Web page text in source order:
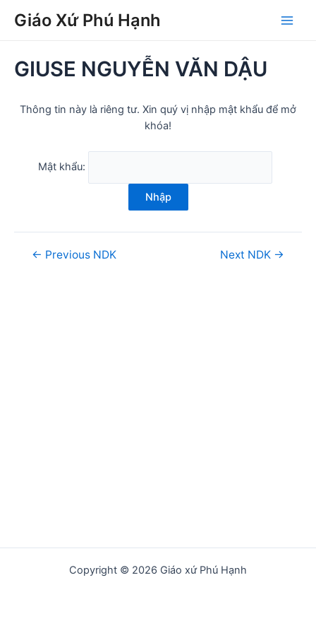
Giáo Xứ Phú Hạnh
Main
GIUSE NGUYỄN VĂN DẬU
Thông tin này là riêng tư. Xin quý vị nhập mật khẩu để mở
khóa!
Mật khẩu:
Nhập
navigation
← Previous NDK Next NDK →
Copyright © 2026 Giáo xứ Phú Hạnh